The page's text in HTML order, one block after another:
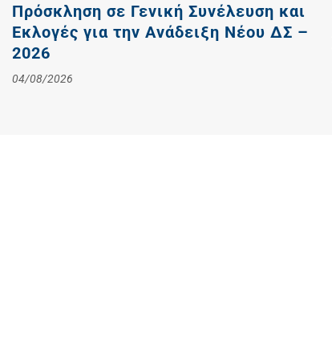
Πρόσκληση σε Γενική Συνέλευση και
Εκλογές για την Ανάδειξη Νέου ΔΣ –
2026
04/08/2026